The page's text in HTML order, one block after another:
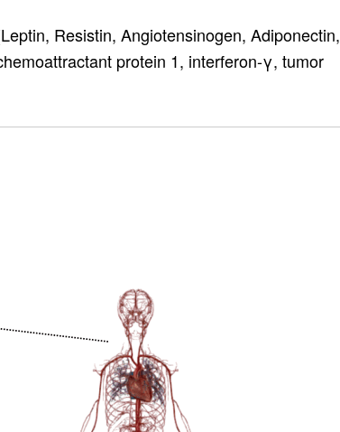
Resistin, Angiotensinogen, Adiponectin,
protein 1, interferon-γ, tumor